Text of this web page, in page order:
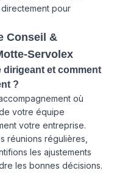
directement pour
Conseil &
Servolex
dirigeant et comment
?
où
votre équipe
votre entreprise.
réunions régulières,
les ajustements
les bonnes décisions.